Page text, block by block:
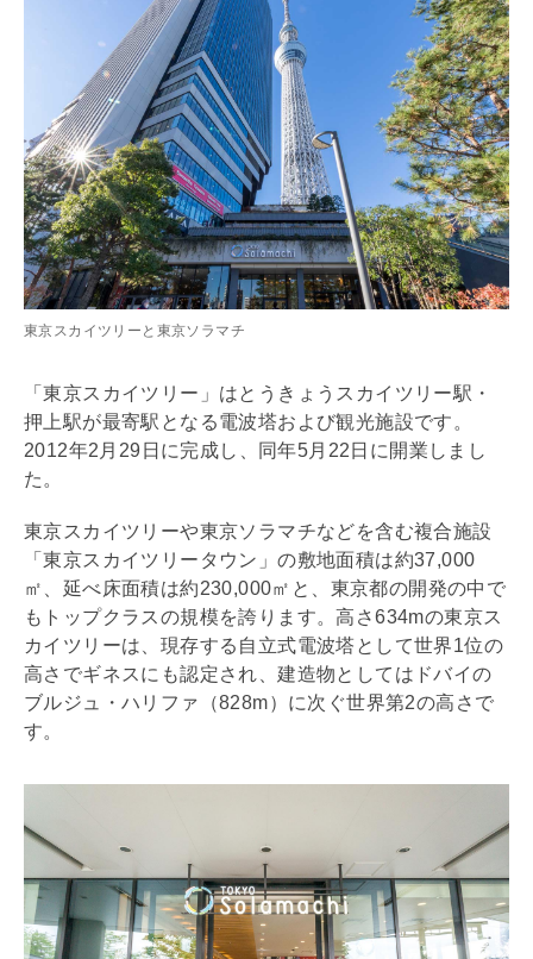
東京スカイツリーと東京ソラマチ
「東京スカイツリー」はとうきょうスカイツリー駅・
押上駅が最寄駅となる電波塔および観光施設です。
2012年2月29日に完成し、同年5月22日に開業しまし
た。
東京スカイツリーや東京ソラマチなどを含む複合施設
「東京スカイツリータウン」の敷地面積は約37,000
㎡、 延べ床面積は約230,000㎡と、東京都の開発の中で
もトップクラスの規模を誇ります。高さ634mの東京ス
カイツリーは、現存する自立式電波塔として世界1位の
高さでギネスにも認定され、建造物としてはドバイの
ブルジュ・ハリファ（828m）に次ぐ世界第2の高さで
す。